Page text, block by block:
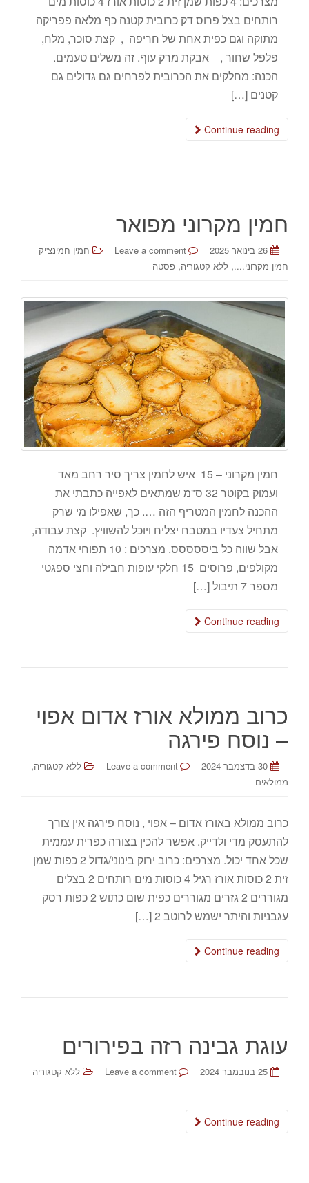
רותחים בצל פרוס דק כרובית קטנה כף מלאה פפריקה
מתוקה וגם כפית אחת של חריפה , קצת סוכר, מלח,
פלפל שחור , אבקת מרק עוף. זה משלים טעמים.
הכנה: מחלקים את הכרובית לפרחים גם גדולים גם
קטנים […]
Continue reading
חמין מקרוני מפואר
26 בינואר 2025 Leave a comment
חמין חמינצ'יק
חמין מקרוני...., ללא קטגוריה, פסטה
חמין מקרוני – 15 איש לחמין צריך סיר רחב מאד
ועמוק בקוטר 32 ס"מ שמתאים לאפייה כתבתי את
ההכנה לחמין המטריף הזה …. כך, שאפילו מי שרק
מתחיל צעדיו במטבח יצליח ויוכל להשוויץ. קצת עבודה,
אבל שווה כל ביססססס. מצרכים : 10 תפוחי אדמה
מקולפים, פרוסים 15 חלקי עופות חבילה וחצי ספגטי
מספר 7 תיבול […]
Continue reading
כרוב ממולא אורז אדום אפוי
– נוסח פירגה
30 בדצמבר 2024 Leave a comment ללא קטגוריה,
ממולאים
כרוב ממולא באורז אדום – אפוי , נוסח פירגה אין צורך
להתעסק מדי ולדייק. אפשר להכין בצורה כפרית עממית
שכל אחד יכול. מצרכים: כרוב ירוק בינוני/גדול 2 כפות שמן
זית 2 כוסות אורז רגיל 4 כוסות מים רותחים 2 בצלים
מגוררים 2 גזרים מגוררים כפית שום כתוש 2 כפות רסק
עגבניות והיתר ישמש לרוטב 2 […]
Continue reading
עוגת גבינה רזה בפירורים
25 בנובמבר 2024 Leave a comment ללא קטגוריה
Continue reading